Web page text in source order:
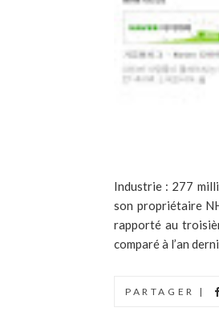
Industrie : 277
son propriétaire
rapporté au
comparé à l’an
PARTAGER |